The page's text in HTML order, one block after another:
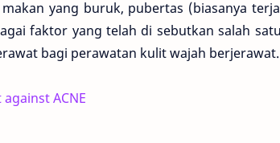
yang buruk, pubertas (biasanya
faktor yang telah di sebutkan salah
bagi perawatan kulit wajah berjerawat.
against ACNE